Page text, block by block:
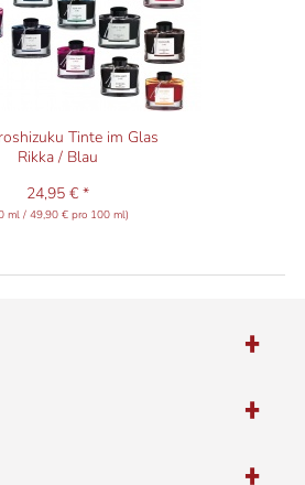
Tinte im Glas
Rikka / Blau
24,95 € *
ml / 49,90 € pro 100 ml)